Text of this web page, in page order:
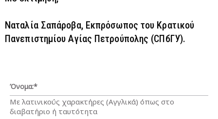
Ναταλία Σαπάροβα, Εκπρόσωπος του Κρατικού
Πανεπιστημίου Αγίας Πετρούπολης (СПбГУ).
Όνομα:*
Με λατινικούς χαρακτήρες (Αγγλικά) όπως στο
διαβατήριο ή ταυτότητα